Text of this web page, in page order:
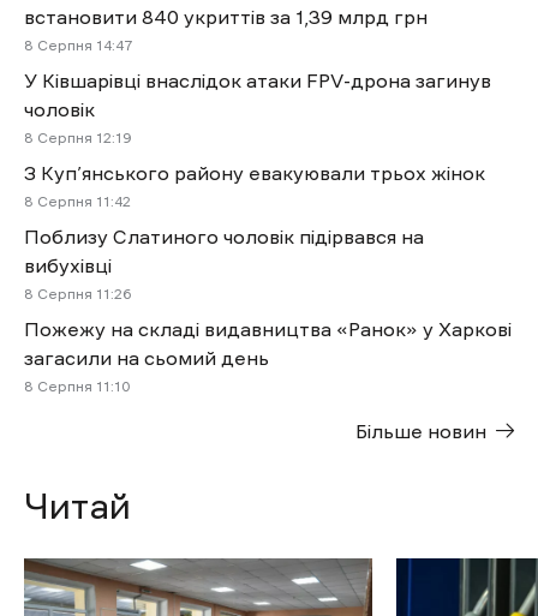
встановити 840 укриттів за 1,39 млрд грн
8 Cерпня 14:47
У Ківшарівці внаслідок атаки FPV-дрона загинув
чоловік
8 Cерпня 12:19
З Куп’янського району евакуювали трьох жінок
8 Cерпня 11:42
Поблизу Слатиного чоловік підірвався на
вибухівці
8 Cерпня 11:26
Пожежу на складі видавництва «Ранок» у Харкові
загасили на сьомий день
8 Cерпня 11:10
Більше новин
Читай